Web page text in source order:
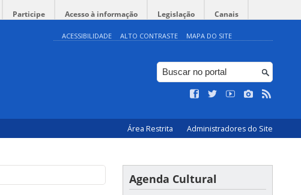
Participe Acesso à informação Legislação Canais
ACESSIBILIDADE ALTO CONTRASTE MAPA DO SITE
Área Restrita Administradores do Site
Agenda Cultural